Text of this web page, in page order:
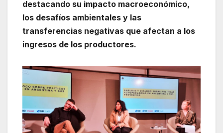
destacando su impacto macroeconómico,
los desafíos ambientales y las
transferencias negativas que afectan a los
ingresos de los productores.